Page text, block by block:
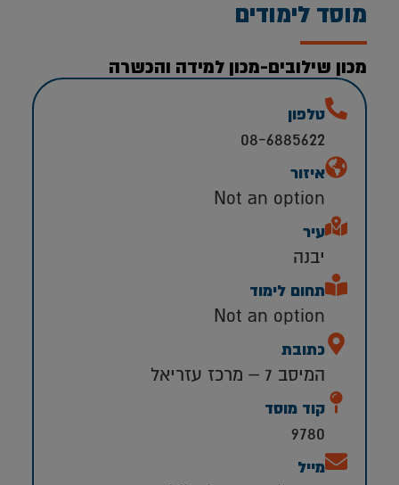
מוסד לימודים
מכון שילובים-מכון למידה והכשרה
טלפון
08-6885622
איזור
Not an option
עיר
יבנה
תחום לימוד
Not an option
כתובת
המיסב 7 – מרכז עזריאל
קוד מוסד
9780
מייל